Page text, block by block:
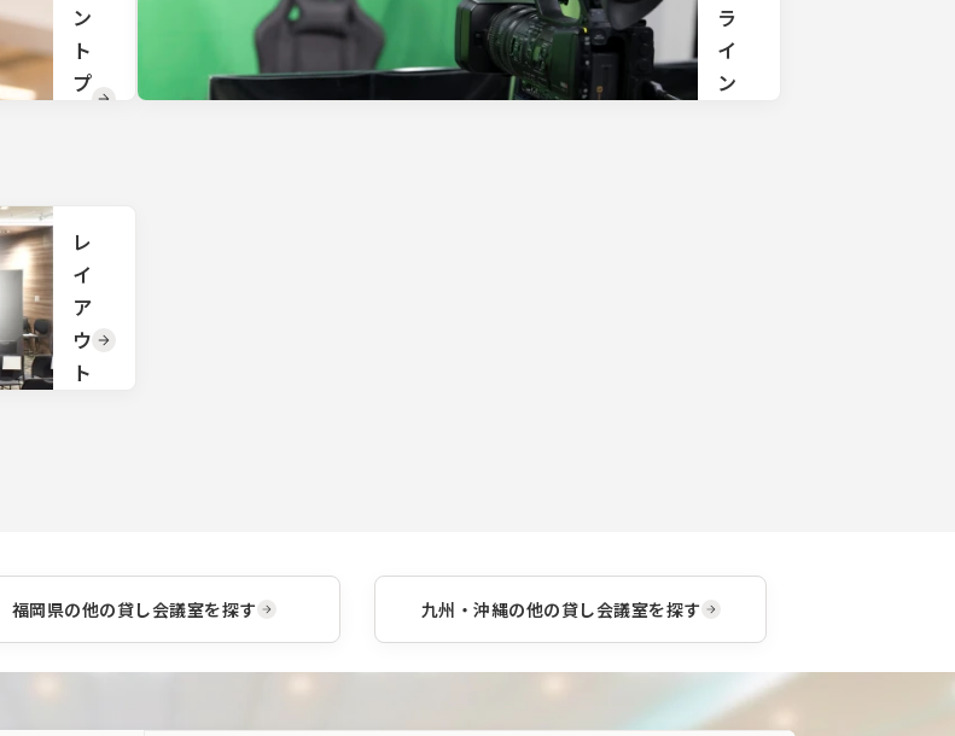
す。
直営
のリ
ゾー
いま
すの
で、
ご利
途に
応じ
ン
ト
プ
ス
戦略
立
案、
総合
的な
グサ
ポー
同時
通訳
ラ
イ
ン
置、
オペ
レー
レ
イ
ア
ウ
ト
アウ
利用
福岡県の他の貸し会議室を探す 九州・沖縄の他の貸し会議室を探す